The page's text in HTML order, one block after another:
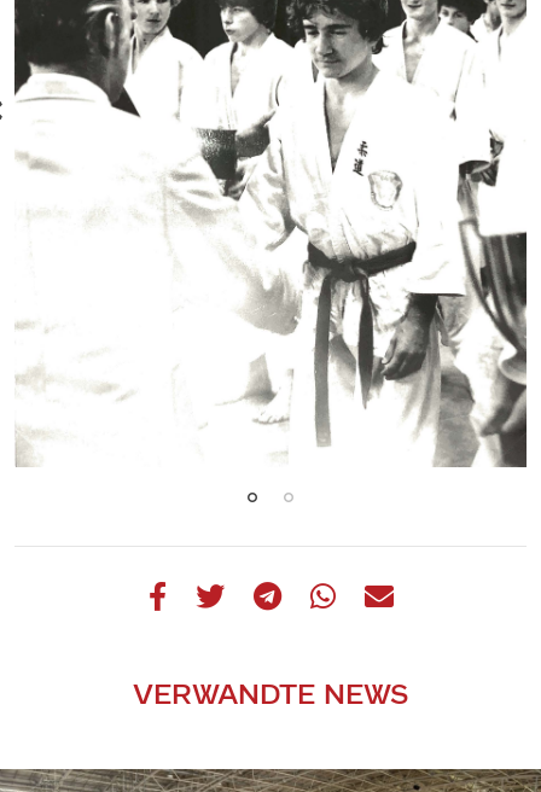
VERWANDTE NEWS